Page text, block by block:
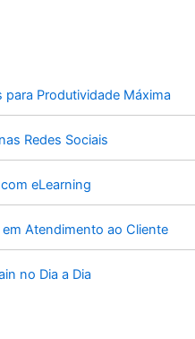
Produtividade Máxima
Redes Sociais
eLearning
Atendimento ao Cliente
no Dia a Dia